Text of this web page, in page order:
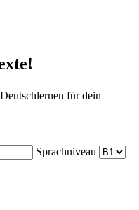
für dein
Sprachniveau